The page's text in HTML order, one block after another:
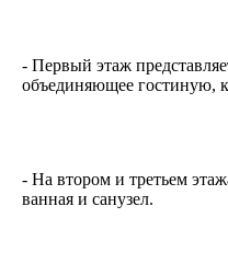
- Первый этаж
объединяющее гостиную,
- На втором и третьем
ванная и санузел.